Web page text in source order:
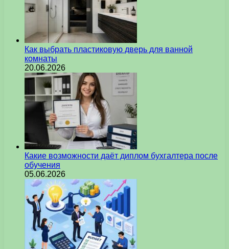
Как выбрать пластиковую дверь для ванной
комнаты
20.06.2026
Какие возможности даёт диплом бухгалтера после
обучения
05.06.2026